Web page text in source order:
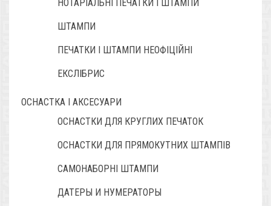
НОТАРІАЛЬНІ ПЕЧАТКИ І ШТАМПИ
ШТАМПИ
ПЕЧАТКИ І ШТАМПИ НЕОФІЦІЙНІ
ЕКСЛІБРИС
ОСНАСТКА І АКСЕСУАРИ
ОСНАСТКИ ДЛЯ КРУГЛИХ ПЕЧАТОК
ОСНАСТКИ ДЛЯ ПРЯМОКУТНИХ ШТАМПІВ
САМОНАБОРНІ ШТАМПИ
ДАТЕРЫ И НУМЕРАТОРЫ